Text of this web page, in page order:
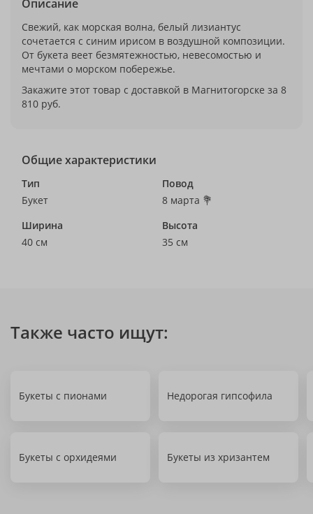
Описание
Свежий, как морская волна, белый лизиантус
сочетается с синим ирисом в воздушной композиции.
От букета веет безмятежностью, невесомостью и
мечтами о морском побережье.
Закажите этот товар с доставкой в Магнитогорске за 8
810 руб.
Общие характеристики
Тип
Букет
Повод
8 марта 💐
Ширина
40 см
Высота
35 см
Также часто ищут:
Букеты с пионами Недорогая гипсофила
Букеты с орхидеями Букеты из хризантем